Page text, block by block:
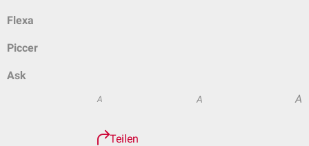
Flexa
Piccer
Ask
A A A
Teilen